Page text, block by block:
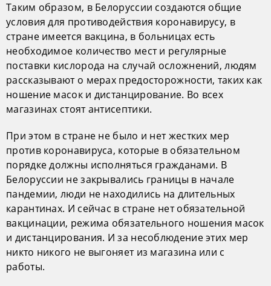
Таким образом, в Белоруссии создаются общие
условия для противодействия коронавирусу, в
стране имеется вакцина, в больницах есть
необходимое количество мест и регулярные
поставки кислорода на случай осложнений, людям
рассказывают о мерах предосторожности, таких как
ношение масок и дистанцирование. Во всех
магазинах стоят антисептики.
При этом в стране не было и нет жестких мер
против коронавируса, которые в обязательном
порядке должны исполняться гражданами. В
Белоруссии не закрывались границы в начале
пандемии, люди не находились на длительных
карантинах. И сейчас в стране нет обязательной
вакцинации, режима обязательного ношения масок
и дистанцирования. И за несоблюдение этих мер
никто никого не выгоняет из магазина или с
работы.